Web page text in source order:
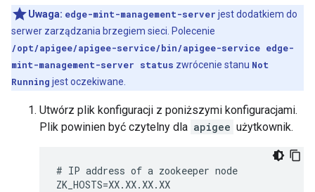
Uwaga: edge-mint-management-server jest dodatkiem do
serwer zarządzania brzegiem sieci. Polecenie
/opt/apigee/apigee-service/bin/apigee-service edge-
mint-management-server status zwrócenie stanu Not
Running jest oczekiwane.
Utwórz plik konfiguracji z poniższymi konfiguracjami.
Plik powinien być czytelny dla apigee użytkownik.
# IP address of a zookeeper node
ZK_HOSTS=XX.XX.XX.XX